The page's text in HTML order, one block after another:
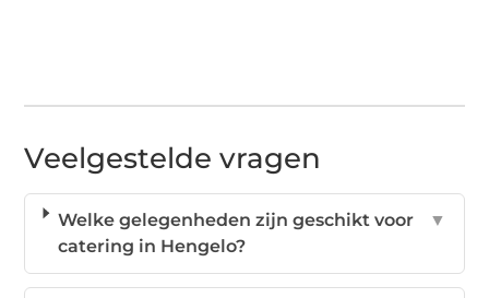
Veelgestelde vragen
Welke gelegenheden zijn geschikt voor
catering in Hengelo?
▼